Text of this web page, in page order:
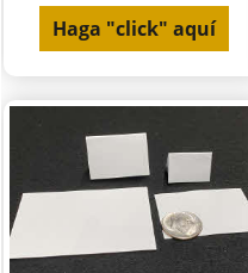
Haga "click" aquí